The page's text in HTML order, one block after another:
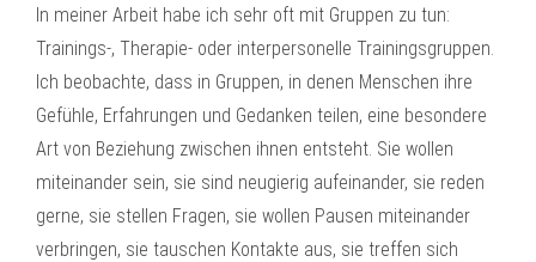
In meiner Arbeit habe ich sehr oft mit Gruppen zu tun:
Trainings-, Therapie- oder interpersonelle Trainingsgruppen.
Ich beobachte, dass in Gruppen, in denen Menschen ihre
Gefühle, Erfahrungen und Gedanken teilen, eine besondere
Art von Beziehung zwischen ihnen entsteht. Sie wollen
miteinander sein, sie sind neugierig aufeinander, sie reden
gerne, sie stellen Fragen, sie wollen Pausen miteinander
verbringen, sie tauschen Kontakte aus, sie treffen sich